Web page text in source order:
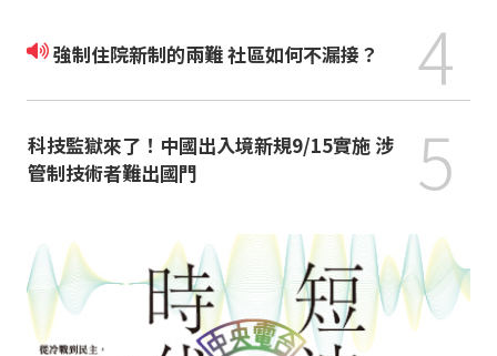
強制住院新制的兩難 社區如何不漏接？ 4
科技監獄來了！中國出入境新規9/15實施 涉
管制技術者難出國門
5